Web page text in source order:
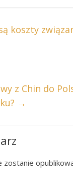
koszty
z Chin do
→